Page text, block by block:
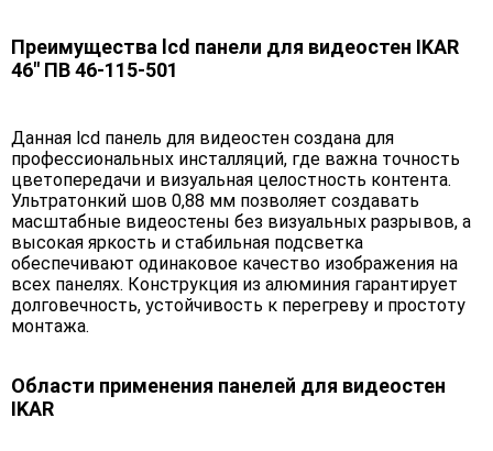
Преимущества lcd панели для видеостен IKAR
46" ПВ 46-115-501
Данная lcd панель для видеостен создана для
профессиональных инсталляций, где важна точность
цветопередачи и визуальная целостность контента.
Ультратонкий шов 0,88 мм позволяет создавать
масштабные видеостены без визуальных разрывов, а
высокая яркость и стабильная подсветка
обеспечивают одинаковое качество изображения на
всех панелях. Конструкция из алюминия гарантирует
долговечность, устойчивость к перегреву и простоту
монтажа.
Области применения панелей для видеостен
IKAR